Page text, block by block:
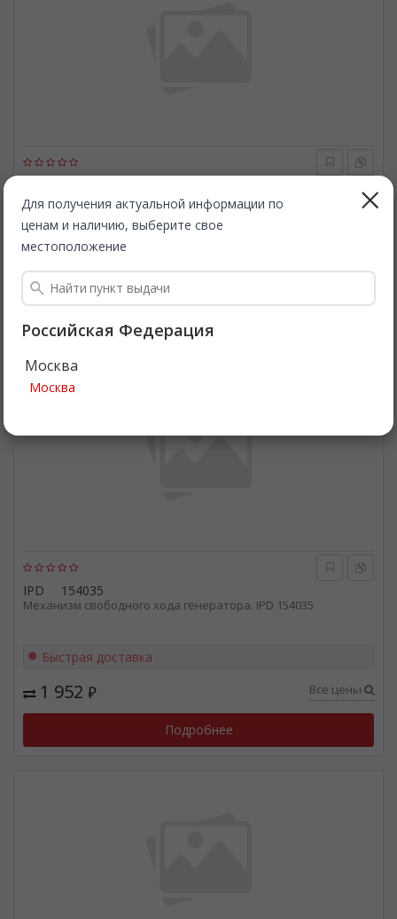
Для получения актуальной информации по
ценам и наличию, выберите свое
местоположение
Российская Федерация
Москва
Москва
Механизм свободного хода генератора. INA 535027210
Быстрая доставка
1 008₽
Подробнее
IPD 154035
Механизм свободного хода генератора. IPD 154035
Акция
Быстрая доставка
1 952 ₽ Все цены
Подробнее